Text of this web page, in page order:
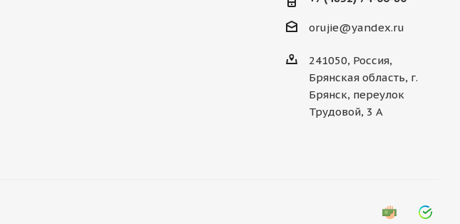
orujie@yandex.ru
241050, Россия,
Брянская область, г.
Брянск, переулок
Трудовой, 3 А